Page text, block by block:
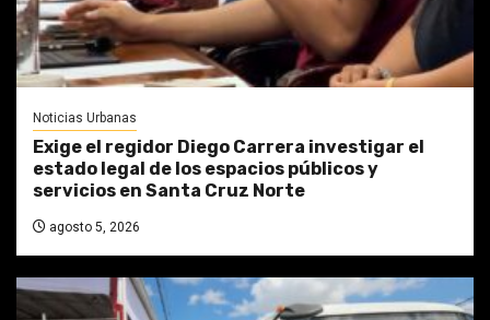
Noticias Urbanas
Exige el regidor Diego Carrera investigar el
estado legal de los espacios públicos y
servicios en Santa Cruz Norte
agosto 5, 2026